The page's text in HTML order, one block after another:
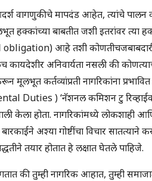
वागणुकीचे मापदंड आहेत, त्यांचे पालन
बाबतीत जशी इतरांवर त्या
obligation) आहे तशी कोणतीचजबाबदारी
अनिवार्यता नसली की
मूलभूत कर्तव्यांप्रती नागरिकांना
Duties ) ‘नॅशनल कमिशन टु रिव्हाईव
केला होता. नागरिकांमध्ये लोकशाही
अश्या गोष्टींचा विचार सातत्याने
तयार होतात हे लक्षात घेतले पाहिजे.
की तुम्ही नागरिक आहात, तुम्ही